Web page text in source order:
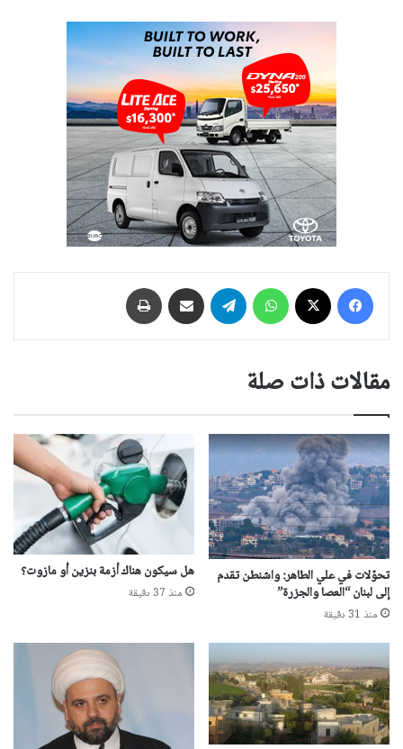
فيسبوك واتساب تيلقرام مشاركة عبر البريد
مقالات ذات صلة
تحوّلات في علي الطاهر: واشنطن تقدم
إلى لبنان “العصا والجزرة”
منذ 31 دقيقة
هل سيكون هناك أزمة بنزين أو مازوت؟
منذ 37 دقيقة